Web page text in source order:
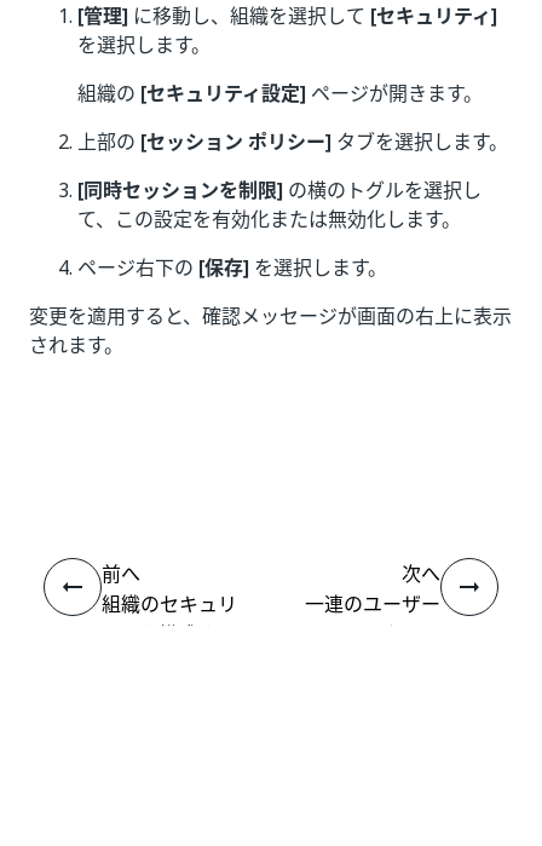
[管理] に移動し、組織を選択して [セキュリティ]
を選択します。
組織の [セキュリティ設定] ページが開きます。
上部の [セッション ポリシー] タブを選択します。
[同時セッションを制限] の横のトグルを選択し
て、この設定を有効化または無効化します。
ページ右下の [保存] を選択します。
変更を適用すると、確認メッセージが画面の右上に表示
されます。
前へ
組織のセキュリ
ティを構成する
次へ
一連のユーザー
のみにアクセス